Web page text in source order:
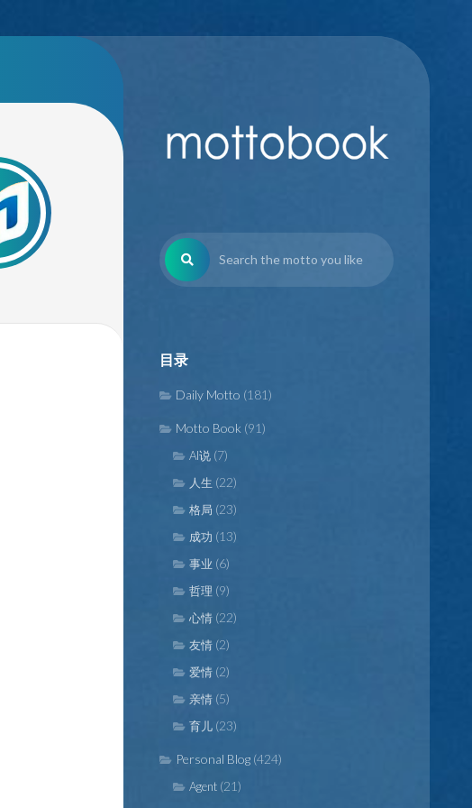
目录
Daily Motto (181)
Motto Book (91)
AI说(7)
人生 (22)
格局 (23)
成功 (13)
事业 (6)
哲理 (9)
心情(22)
友情(2)
爱情(2)
亲情(5)
育儿(23)
Personal Blog(424)
Agent(21)